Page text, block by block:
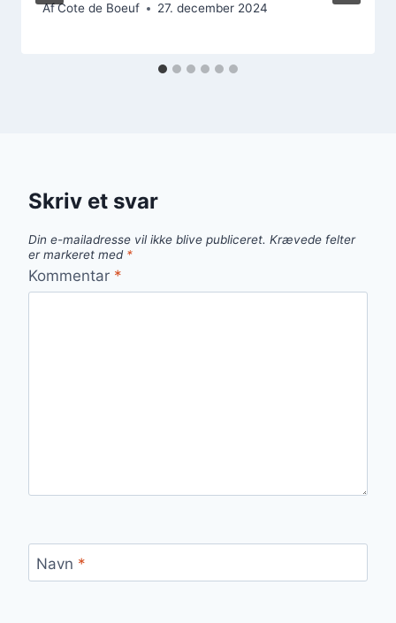
AfCote de Boeuf 27. december 2024
Skriv et svar
Din e-mailadresse vil ikke blive publiceret. Krævede felter
er markeret med *
Kommentar *
Navn *